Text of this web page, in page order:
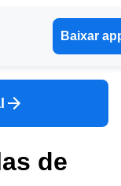
Baixar
de